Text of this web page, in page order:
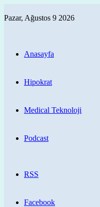
Pazar, Ağustos 9 2026
Anasayfa
Hipokrat
Medical Teknoloji
Podcast
RSS
Facebook